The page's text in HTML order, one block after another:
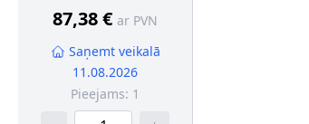
87,38 € ar PVN
Saņemt veikalā
11.08.2026
Pieejams: 1